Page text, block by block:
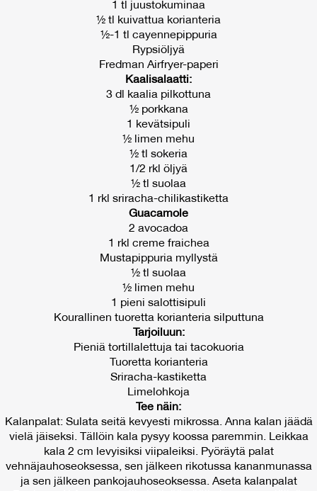
1 tl juustokuminaa
½ tl kuivattua korianteria
½-1 tl cayennepippuria
Rypsiöljyä
Fredman Airfryer-paperi
Kaalisalaatti:
3 dl kaalia pilkottuna
½ porkkana
1 kevätsipuli
½ limen mehu
½ tl sokeria
1/2 rkl öljyä
½ tl suolaa
1 rkl sriracha-chilikastiketta
Guacamole
2 avocadoa
1 rkl creme fraichea
Mustapippuria myllystä
½ tl suolaa
½ limen mehu
1 pieni salottisipuli
Kourallinen tuoretta korianteria silputtuna
Tarjoiluun:
Pieniä tortillalettuja tai tacokuoria
Tuoretta korianteria
Sriracha-kastiketta
Limelohkoja
Tee näin:
Kalanpalat: Sulata seitä kevyesti mikrossa. Anna kalan jäädä
vielä jäiseksi. Tällöin kala pysyy koossa paremmin. Leikkaa
kala 2 cm levyisiksi viipaleiksi. Pyöräytä palat
vehnäjauhoseoksessa, sen jälkeen rikotussa kananmunassa
ja sen jälkeen pankojauhoseoksessa. Aseta kalanpalat